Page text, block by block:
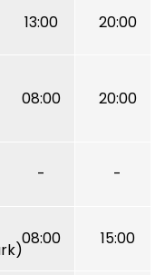
13:00 20:00
08:00 20:00
- -
08:00 15:00